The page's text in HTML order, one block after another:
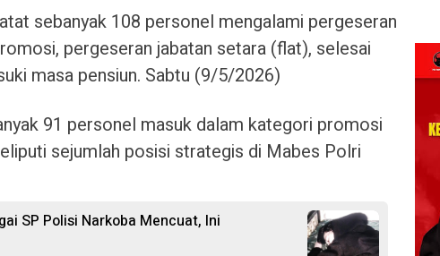
sebanyak 108 personel mengalami pergeseran
pergeseran jabatan setara (flat), selesai
masa pensiun. Sabtu (9/5/2026)
91 personel masuk dalam kategori promosi
sejumlah posisi strategis di Mabes Polri
SP Polisi Narkoba Mencuat, Ini